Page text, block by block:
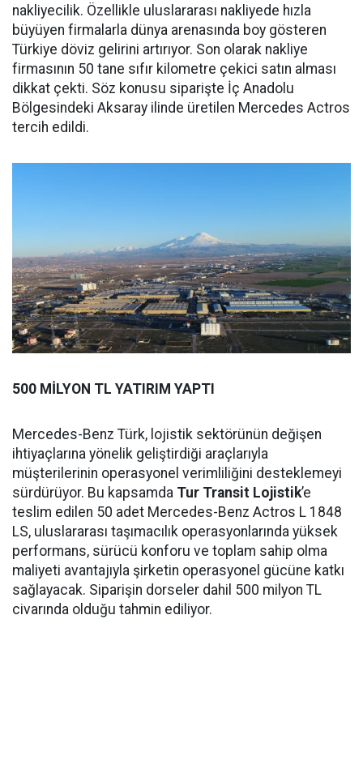
nakliyecilik. Özellikle uluslararası nakliyede hızla
büyüyen firmalarla dünya arenasında boy gösteren
Türkiye döviz gelirini artırıyor. Son olarak nakliye
firmasının 50 tane sıfır kilometre çekici satın alması
dikkat çekti. Söz konusu siparişte İç Anadolu
Bölgesindeki Aksaray ilinde üretilen Mercedes Actros
tercih edildi.
500 MİLYON TL YATIRIM YAPTI
Mercedes-Benz Türk, lojistik sektörünün değişen
ihtiyaçlarına yönelik geliştirdiği araçlarıyla
müşterilerinin operasyonel verimliliğini desteklemeyi
sürdürüyor. Bu kapsamda Tur Transit Lojistik’e
teslim edilen 50 adet Mercedes-Benz Actros L 1848
LS, uluslararası taşımacılık operasyonlarında yüksek
performans, sürücü konforu ve toplam sahip olma
maliyeti avantajıyla şirketin operasyonel gücüne katkı
sağlayacak. Siparişin dorseler dahil 500 milyon TL
civarında olduğu tahmin ediliyor.